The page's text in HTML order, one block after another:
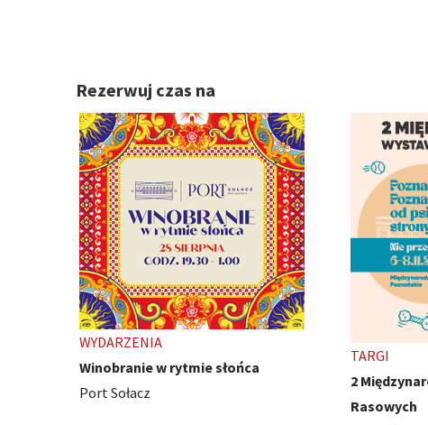
Rezerwuj czas na
2 Międzynarodowe Wystawy Psów
WYDARZENIA
Ivest Cuffs
Poznań